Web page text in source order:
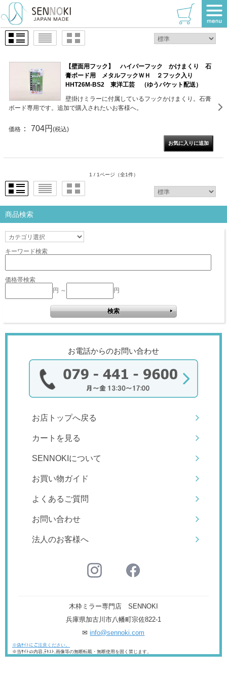
TOP >
【壁面用フック】 ハイパーフック かけまくり 石
膏ボード用 メタルフックＷＨ ２フック入り
HHT26M-BS2 東洋工芸 （ゆうパケット配送）
壁掛けミラーに付属しているフックかけまくり。石膏
ボード専用です。追加で購入されたいお客様へ。
価格 ： 704円 (税込)
1 / 1ページ （全1件）
商品検索
キーワード検索
価格帯検索
円 ～
円
お電話からのお問い合わせ
お店トップへ戻る
カートを見る
SENNOKIについて
お買い物ガイド
よくあるご質問
お問い合わせ
法人のお客様へ
木枠ミラー専門店 SENNOKI
兵庫県加古川市八幡町宗佐822-1
✉info@sennoki.com
※偽ｻｲﾄにご注意ください。
※当ｻｲﾄの内容,ﾃｷｽﾄ,画像等の無断転載・無断使用を固く禁じます。